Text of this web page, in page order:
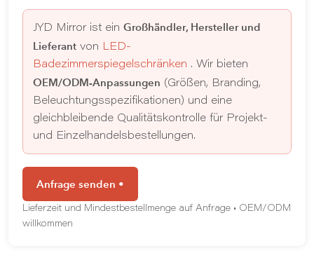
JYD Mirror ist ein Großhändler, Hersteller und
Lieferant von LED-
Badezimmerspiegelschränken . Wir bieten
OEM/ODM-Anpassungen (Größen, Branding,
Beleuchtungsspezifikationen) und eine
gleichbleibende Qualitätskontrolle für Projekt-
und Einzelhandelsbestellungen.
Anfrage senden •
Lieferzeit und Mindestbestellmenge auf Anfrage • OEM/ODM
willkommen